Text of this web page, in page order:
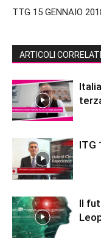
TTG 15 GENNAIO
ARTICOLI CORRELATI
ITG
Il